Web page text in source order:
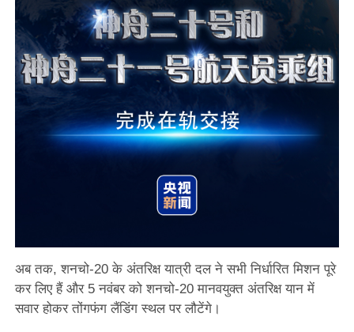
अब तक, शनचो-20 के अंतरिक्ष यात्री दल ने सभी निर्धारित मिशन पूरे
कर लिए हैं और 5 नवंबर को शनचो-20 मानवयुक्त अंतरिक्ष यान में
सवार होकर तोंगफंग लैंडिंग स्थल पर लौटेंगे।